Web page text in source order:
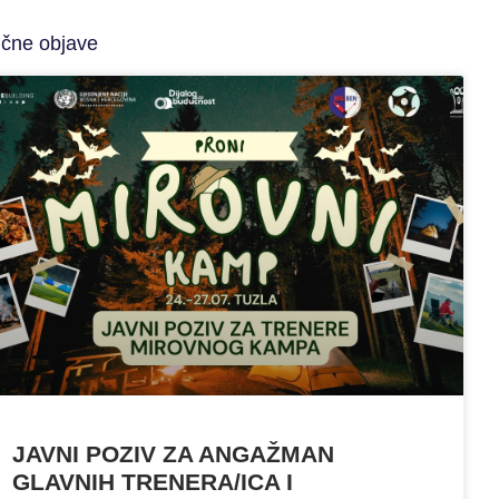
objave
JAVNI POZIV ZA ANGAŽMAN
GLAVNIH TRENERA/ICA I